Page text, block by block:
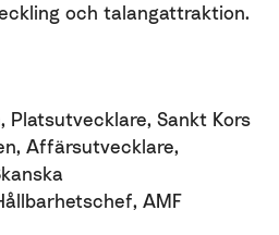
och talangattraktion.
Platsutvecklare, Sankt Kors
Affärsutvecklare,
AMF